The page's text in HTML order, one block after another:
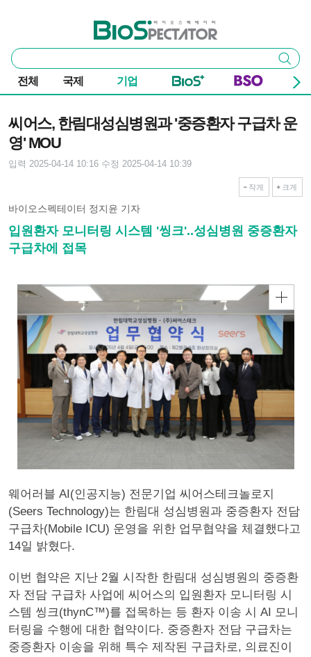
바이오스펙테이터
통
합
검
색
검색
전체 국제 기업
씨어스, 한림대성심병원과 '중증환자 구급차 운
영' MOU
입력 2025-04-14 10:16 수정 2025-04-14 10:39
작게 크게
바이오스펙테이터 정지윤 기자
입원환자 모니터링 시스템 '씽크'..성심병원 중증환자
구급차에 접목
웨어러블 AI(인공지능) 전문기업 씨어스테크놀로지
(Seers Technology)는 한림대 성심병원과 중증환자 전담
구급차(Mobile ICU) 운영을 위한 업무협약을 체결했다고
14일 밝혔다.
이번 협약은 지난 2월 시작한 한림대 성심병원의 중증환
자 전담 구급차 사업에 씨어스의 입원환자 모니터링 시
스템 씽크(thynC™)를 접목하는 등 환자 이송 시 AI 모니
터링을 수행에 대한 협약이다. 중증환자 전담 구급차는
중증환자 이송을 위해 특수 제작된 구급차로, 의료진이